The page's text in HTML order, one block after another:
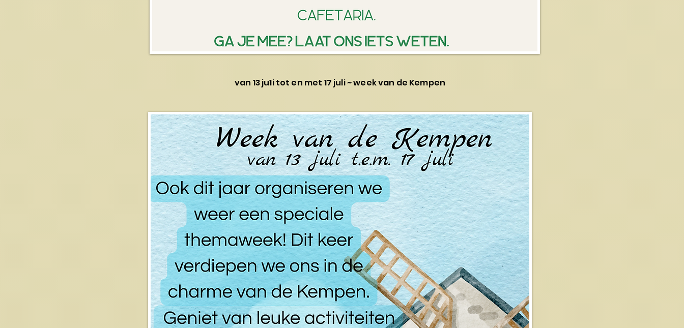
van 13 ju1i tot en met 17 juli ~ week van de Kempen